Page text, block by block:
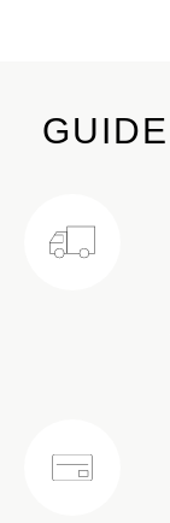
GUIDE